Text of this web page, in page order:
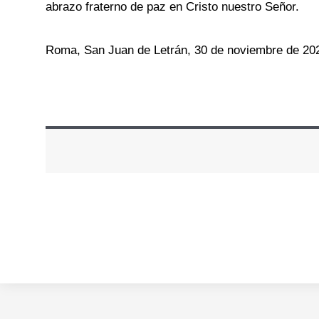
abrazo fraterno de paz en Cristo nuestro Señor.
Roma, San Juan de Letrán, 30 de noviembre de